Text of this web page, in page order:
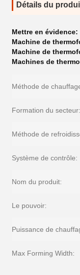
Détails du
Mettre en évidence:
Machine de
Machine de
Machines de
Méthode de
Formation du secteur:
Méthode de
Système de contrôle:
Nom du produit:
Le pouvoir:
Puissance de
Max Forming Width: